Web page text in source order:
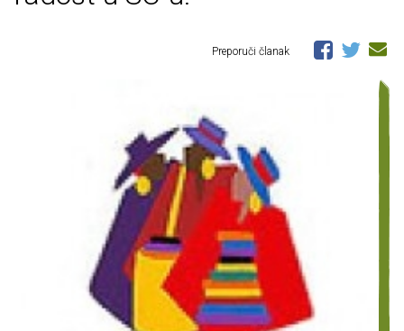
Preporuči članak